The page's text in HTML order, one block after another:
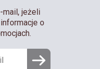
mail, jeżeli
o